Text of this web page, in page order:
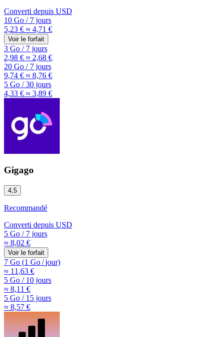
Converti depuis USD
10 Go /7 jours
5,23 € ≈ 4,71 €
Voir le forfait
3 Go /7 jours
2,98 € ≈ 2,68 €
20 Go /7 jours
9,74 € ≈ 8,76 €
5 Go /30 jours
4,33 € ≈ 3,89 €
Gigago
4,5
Recommandé
Converti depuis USD
5 Go /7 jours
≈ 8,02 €
Voir le forfait
7 Go (1 Go/jour)
≈ 11,63 €
5 Go /10 jours
≈ 8,11 €
5 Go /15 jours
≈ 8,57 €